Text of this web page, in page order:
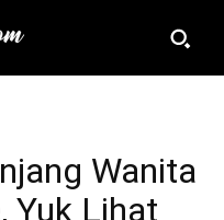
Wanita
Yuk Lihat